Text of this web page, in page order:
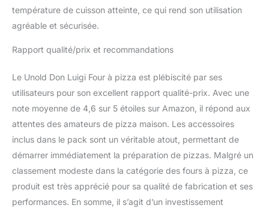
température de cuisson atteinte, ce qui rend son utilisation
agréable et sécurisée.
Rapport qualité/prix et recommandations
Le Unold Don Luigi Four à pizza est plébiscité par ses
utilisateurs pour son excellent rapport qualité-prix. Avec une
note moyenne de 4,6 sur 5 étoiles sur Amazon, il répond aux
attentes des amateurs de pizza maison. Les accessoires
inclus dans le pack sont un véritable atout, permettant de
démarrer immédiatement la préparation de pizzas. Malgré un
classement modeste dans la catégorie des fours à pizza, ce
produit est très apprécié pour sa qualité de fabrication et ses
performances. En somme, il s’agit d’un investissement